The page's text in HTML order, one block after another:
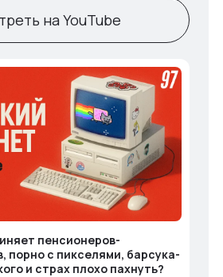
на YouTube
пенсионеров-
порно с пикселями, барсука-
и страх плохо пахнуть?